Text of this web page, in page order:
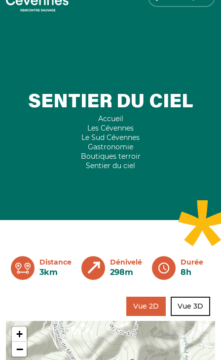
SENTIER DU CIEL
Accueil
Les Cévennes
Le Sud Cévennes
Gastronomie
Boutiques terroir
Sentier du ciel
Distance
3km
Dénivelé
298m
Durée
8h
Vue 2D Vue 3D
+
−